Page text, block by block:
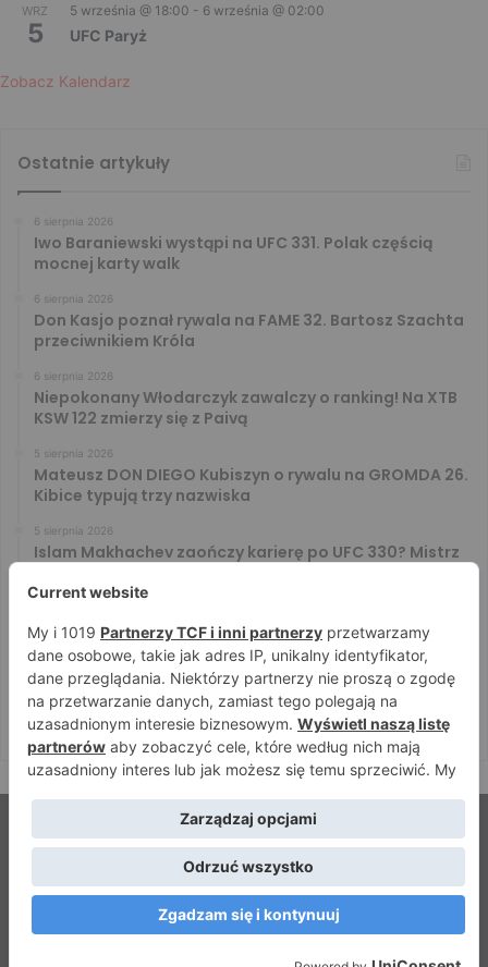
WRZ
5
5 września @ 18:00 - 6 września @ 02:00
UFC Paryż
Zobacz Kalendarz
Ostatnie artykuły
6 sierpnia 2026
Iwo Baraniewski wystąpi na UFC 331. Polak częścią
mocnej karty walk
6 sierpnia 2026
Don Kasjo poznał rywala na FAME 32. Bartosz Szachta
przeciwnikiem Króla
6 sierpnia 2026
Niepokonany Włodarczyk zawalczy o ranking! Na XTB
KSW 122 zmierzy się z Paivą
5 sierpnia 2026
Mateusz DON DIEGO Kubiszyn o rywalu na GROMDA 26.
Kibice typują trzy nazwiska
5 sierpnia 2026
Islam Makhachev zaończy karierę po UFC 330? Mistrz
Tańcula nie gryzł się w język. Wymowna sugestia o
zachowaniu Jacka Murańskiego [VIDEO]
4 sierpnia 2026
Ostre spojrzenia Jóźwiaka i Ryty. Zobacz face to face
przed PRIME 18
© Strefamma.pl 2026, Wszelkie prawa zastrzeżone |
Home
Redakcja Kontakt
FacebookYouTube
RSS